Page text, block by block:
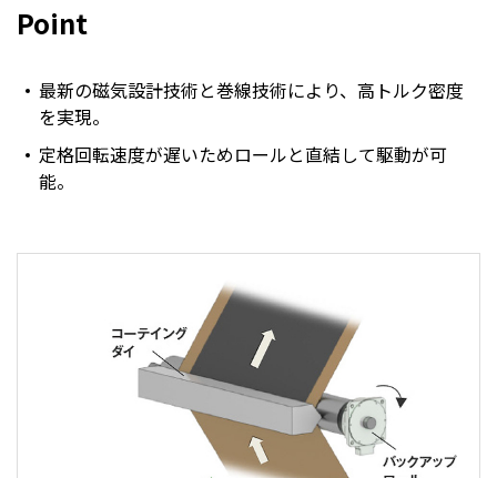
Point
最新の磁気設計技術と巻線技術により、高トルク密度
を実現。
定格回転速度が遅いためロールと直結して駆動が可
能。